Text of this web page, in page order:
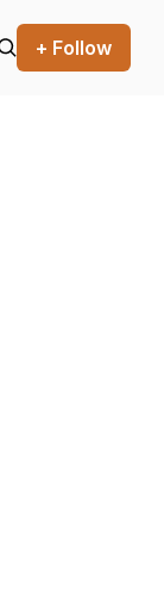
+ Follow